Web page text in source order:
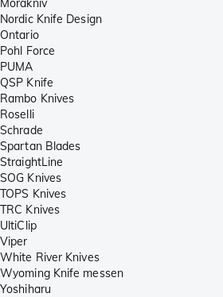
Nordic Knife Design
Ontario
Pohl Force
PUMA
QSP Knife
Rambo Knives
Roselli
Schrade
Spartan Blades
StraightLine
SOG Knives
TOPS Knives
TRC Knives
UltiClip
Viper
White River Knives
Wyoming Knife messen
Yoshiharu